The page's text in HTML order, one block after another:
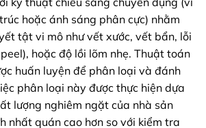
hoặc ánh sáng phân cực) nhằm
tật vi mô như vết xước, vết bẩn, lỗi
hoặc độ lồi lõm nhẹ. Thuật toán
huấn luyện để phân loại và đánh
phân loại này được thực hiện dựa
lượng nghiêm ngặt của nhà sản
nhất quán cao hơn so với kiểm tra